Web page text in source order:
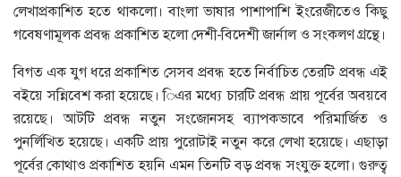
লেখাপ্রকাশিত হতে থাকলো। বাংলা ভাষার পাশাপাশি ইংরেজীতেও কিছু
গবেষণামূলক প্রবন্ধ প্রকাশিত হলো দেশী-বিদেশী জার্নাল ও সংকলণ গ্রন্থে।
বিগত এক যুগ ধরে প্রকাশিত সেসব প্রবন্ধ হতে নির্বাচিত তেরটি প্রবন্ধ এই
বইয়ে সন্নিবেশ করা হয়েছে। িএর মধ্যে চারটি প্রবন্ধ প্রায় পূর্বের অবয়বে
রয়েছে। আটটি প্রবন্ধ নতুন সংজোনসহ ব্যাপকভাবে পরিমার্জিত ও
পুনর্লিখিত হয়েছে। একটি প্রায় পুরোটাই নতুন করে লেখা হয়েছে। এছাড়া
পূর্বের কোথাও প্রকাশিত হয়নি এমন তিনটি বড় প্রবন্ধ সংযুক্ত হলো। গুরুত্ব